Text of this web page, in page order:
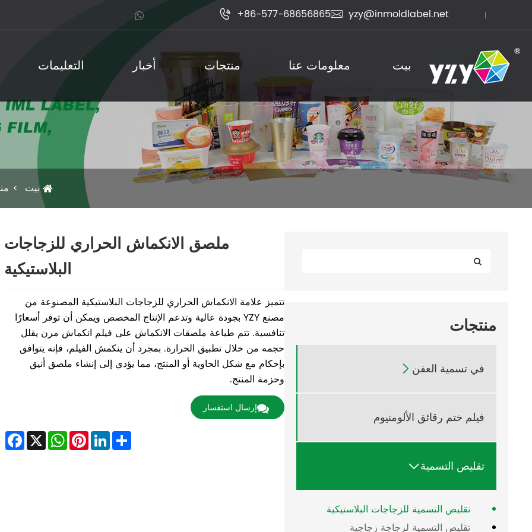
 yzy@inmoldlabel.net
 +86-577-68656865
بيت معلومات عنا منتجات أخبار التعليمات
منتجات
بيت
منتجات
في تسمية العفن 
فيلم ختم رقائق الألومنيوم
تقليص التسمية
تقليص التسمية للزجاجات البلاستيكية
تقليص التسمية لزجاجة زجاجية
ملصق الانكماش الحراري للزجاجات
البلاستيكية
تتميز علامة الانكماش الحراري للزجاجات البلاستيكية المصنوعة من
مصنع YZY بجودة عالية وتدعم الإنتاج المخصص ويمكن أن توفر أسعارًا
تنافسية. تتم طباعة ملصقات الانكماش على فيلم انكماش مرن يقلل
حجمه من خلال تطبيق الحرارة. بمجرد أن ينكمش الفيلم، فإنه يتوافق
بإحكام مع شكل الحاوية أو المنتج، مما يؤدي إلى إنشاء ملصق أنيق
وحزمة المنتج.
إرسال استفسار
X
WhatsAppPinterestLinkedInShare